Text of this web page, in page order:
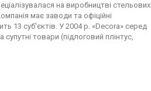
на виробництві стельових
має заводи та офіційні
13 суб'єктів. У 2004 р. «Decora» серед
товари (підлоговий плінтус,